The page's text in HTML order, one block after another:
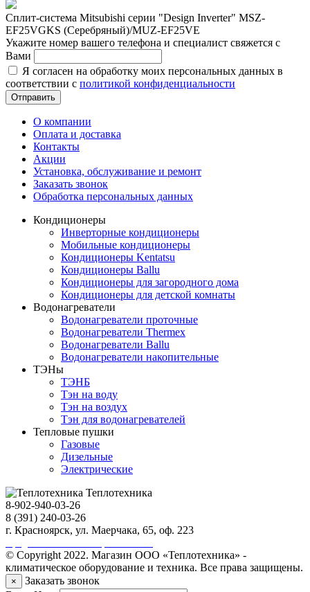
Сплит-система Mitsubishi серии "Design Inverter" MSZ-
EF25VGKS (Серебряный)/MUZ-EF25VE
Укажите номер вашего телефона и специалист свяжется с
Вами
Я согласен на обработку моих персональных данных в
соответствии с политикой конфиденциальности
Отправить
О компании
Оплата и доставка
Контакты
Акции
Установка, обслуживание и ремонт
Заказать звонок
Обработка персональных данных
Кондиционеры
Инверторные кондиционеры
Мобильные кондиционеры
Кондиционеры Kentatsu
Кондиционеры Ballu
Кондиционеры для загородного дома
Кондиционеры для детской комнаты
Водонагреватели
Водонагреватели проточные
Водонагреватели Thermex
Водонагреватели Ballu
Водонагреватели накопительные
ТЭНы
ТЭНБ
Тэн на воду
Тэн на воздух
Тэн для водонагревателей
Тепловые пушки
Газовые
Дизельные
Электрические
Теплотехника
8-902-940-03-26
8 (391) 240-03-26
г. Красноярск, ул. Маерчака, 65, оф. 223
© Copyright 2022. Магазин ООО «Теплотехника» -
климатическое оборудование и техника. Все права защищены.
×
Заказать звонок